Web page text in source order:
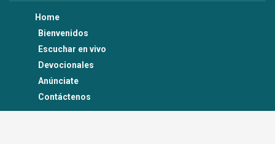
Home
Bienvenidos
Escuchar en vivo
Devocionales
Anúnciate
Contáctenos